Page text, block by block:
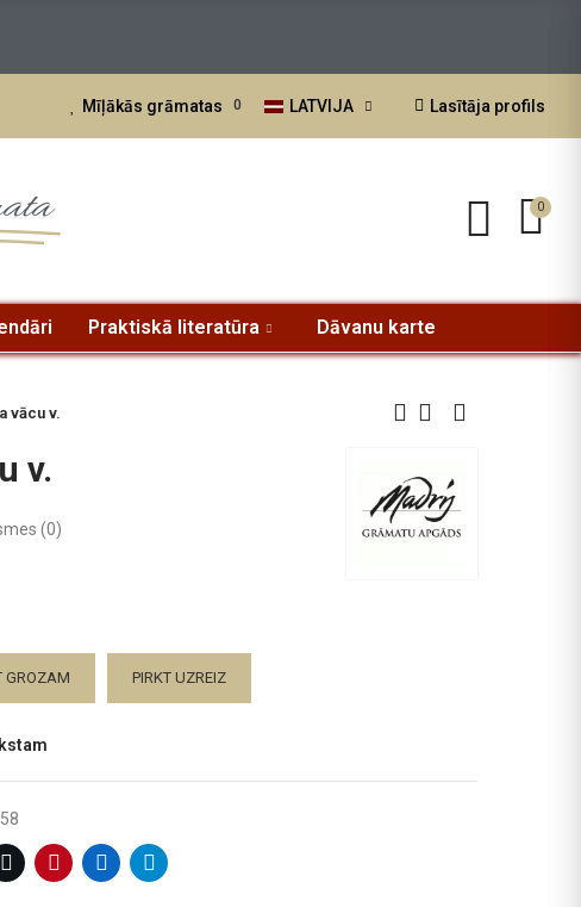
Mīļākās grāmatas 0 LATVIJA Lasītāja profils
0
Praktiskā literatūra Dāvanu karte
vācu v.
v.
(0)
GROZAM PIRKT UZREIZ